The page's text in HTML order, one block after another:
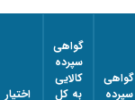
گواهی
سپرده
گواهی
سپرده
کالایی
به کل
اختیار